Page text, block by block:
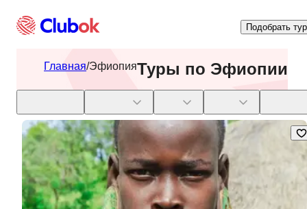
Подобрать тур
Главная/ЭфиопияТуры по Эфиопии